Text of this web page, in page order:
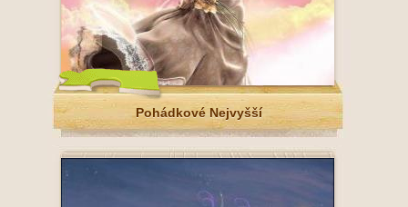
Pohádkové Nejvyšší